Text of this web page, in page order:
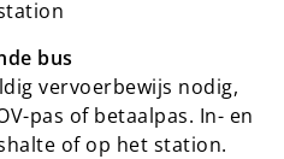
bus
vervoerbewijs nodig,
pas of betaalpas. In- en
of op het station.